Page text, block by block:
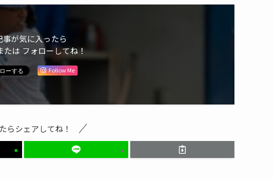
事が気に入ったら
は フォローしてね！
Follow Me
らシェアしてね！